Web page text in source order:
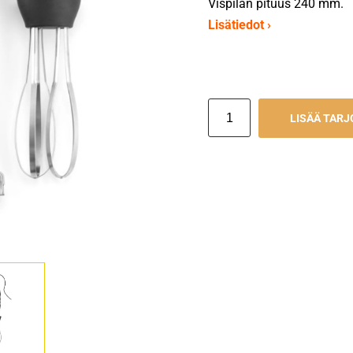
Vispilän pituus 240 mm.
Lisätiedot ›
LISÄÄ